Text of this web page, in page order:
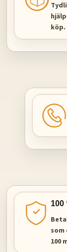
köp.
100
som
100